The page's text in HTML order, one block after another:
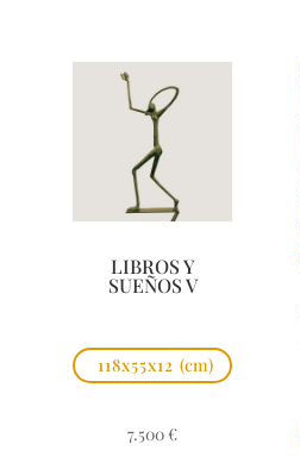
LIBROS Y
SUEÑOS V
118x55x12 (cm)
7.500 €